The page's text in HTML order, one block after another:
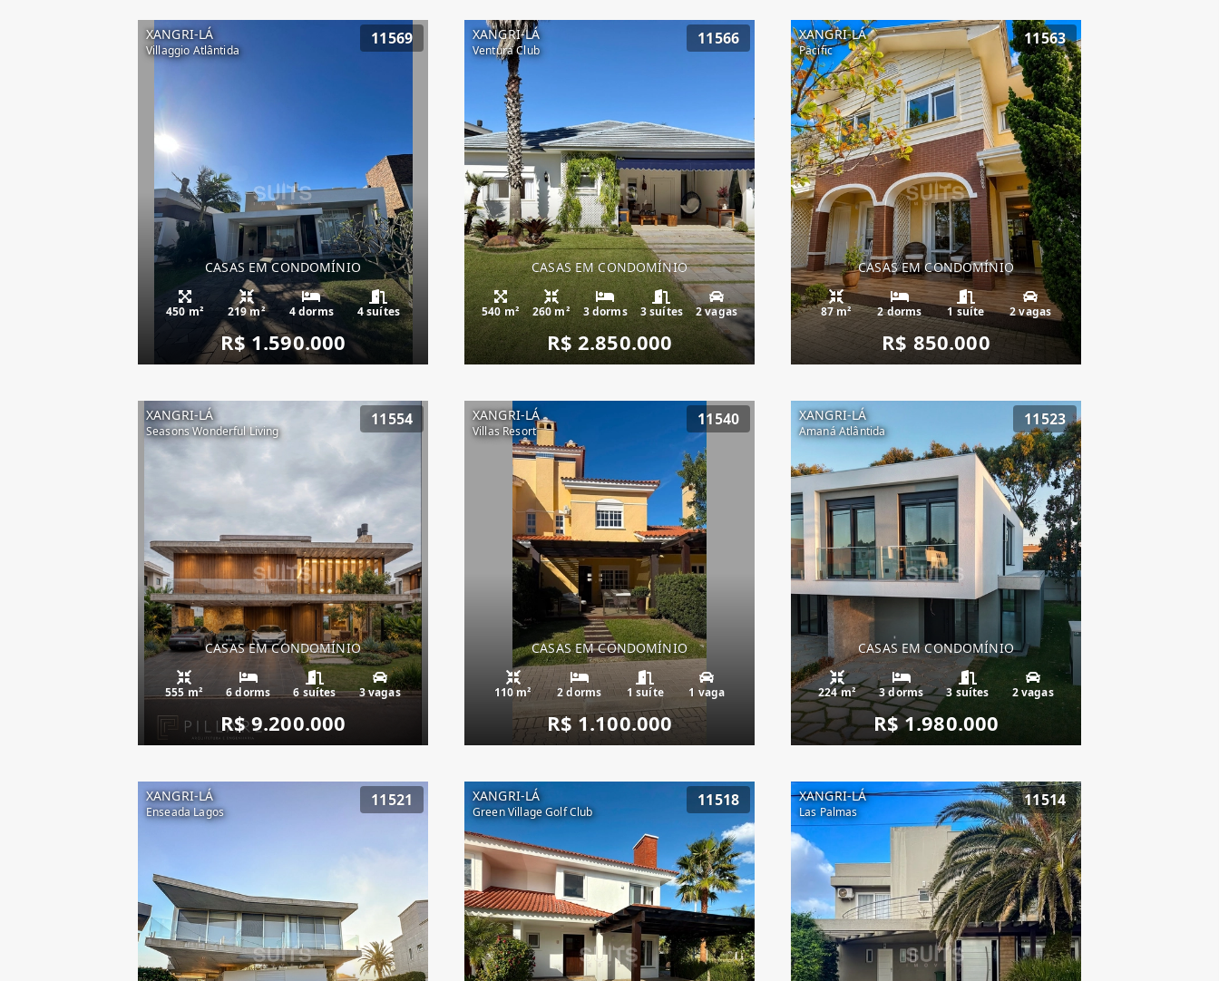
XANGRI-LÁ
Villaggio Atlântida
11569
CASAS EM CONDOMÍNIO
450 m² 219 m² 4 dorms 4 suítes
R$ 1.590.000
XANGRI-LÁ
Ventura Club
11566
CASAS EM CONDOMÍNIO
540 m² 260 m² 3 dorms 3 suítes 2 vagas
R$ 2.850.000
XANGRI-LÁ
Pacific
11563
CASAS EM CONDOMÍNIO
87 m² 2 dorms 1 suíte 2 vagas
R$ 850.000
XANGRI-LÁ
Seasons Wonderful Living
11554
CASAS EM CONDOMÍNIO
555 m² 6 dorms 6 suítes 3 vagas
R$ 9.200.000
XANGRI-LÁ
Villas Resort
11540
CASAS EM CONDOMÍNIO
110 m² 2 dorms 1 suíte 1 vaga
R$ 1.100.000
XANGRI-LÁ
Amaná Atlântida
11523
CASAS EM CONDOMÍNIO
224 m² 3 dorms 3 suítes 2 vagas
R$ 1.980.000
XANGRI-LÁ
Enseada Lagos
11521 XANGRI-LÁ
Green Village Golf Club
11518 XANGRI-LÁ
Las Palmas
11514